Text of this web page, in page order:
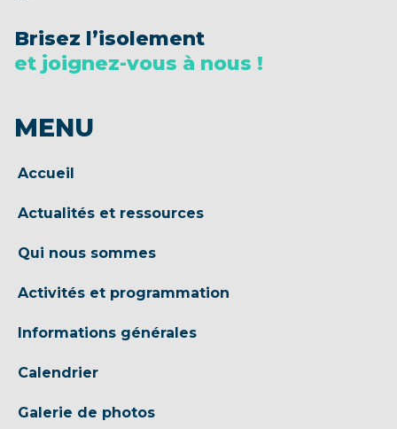
Brisez l’isolement
et joignez-vous à nous !
MENU
Accueil
Actualités et ressources
Qui nous sommes
Activités et programmation
Informations générales
Calendrier
Galerie de photos